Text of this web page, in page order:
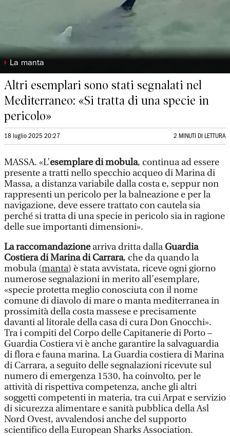
◗ La manta
Altri esemplari sono stati segnalati nel
Mediterraneo: «Si tratta di una specie in
pericolo»
18 luglio 2025 20:27 2 MINUTI DI LETTURA
MASSA. «L’esemplare di mobula, continua ad essere
presente a tratti nello specchio acqueo di Marina di
Massa, a distanza variabile dalla costa e, seppur non
rappresenti un pericolo per la balneazione e per la
navigazione, deve essere trattato con cautela sia
perché si tratta di una specie in pericolo sia in ragione
delle sue importanti dimensioni».
La raccomandazionearriva dritta dallaGuardia
Costiera di Marina di Carrara, che da quando la
mobula (manta) è stata avvistata, riceve ogni giorno
numerose segnalazioni in merito all’esemplare,
«specie protetta meglio conosciuta con il nome
comune di diavolo di mare o manta mediterranea in
prossimità della costa massese e precisamente
davanti al litorale della casa di cura Don Gnocchi».
Tra i compiti del Corpo delle Capitanerie di Porto –
Guardia Costiera vi è anche garantire la salvaguardia
di flora e fauna marina. La Guardia costiera di Marina
di Carrara, a seguito delle segnalazioni ricevute sul
numero di emergenza 1530, ha coinvolto, per le
attività di rispettiva competenza, anche gli altri
soggetti competenti in materia, tra cui Arpat e servizio
di sicurezza alimentare e sanità pubblica della Asl
Nord Ovest, avvalendosi anche del supporto
scientifico della European Sharks Association.